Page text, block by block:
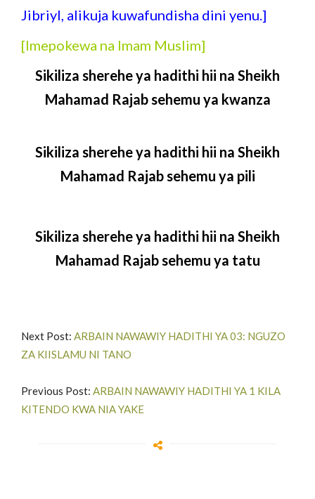
Jibriyl, alikuja kuwafundisha dini yenu.]
[Imepokewa na Imam Muslim]
Sikiliza sherehe ya hadithi hii na Sheikh
Mahamad Rajab sehemu ya kwanza
Sikiliza sherehe ya hadithi hii na Sheikh
Mahamad Rajab sehemu ya pili
Sikiliza sherehe ya hadithi hii na Sheikh
Mahamad Rajab sehemu ya tatu
Next Post: ARBAIN NAWAWIY HADITHI YA 03: NGUZO
ZA KIISLAMU NI TANO
Previous Post: ARBAIN NAWAWIY HADITHI YA 1 KILA
KITENDO KWA NIA YAKE